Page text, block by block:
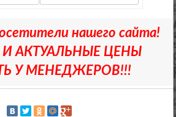
нашего сайта!
АКТУАЛЬНЫЕ ЦЕНЫ
У МЕНЕДЖЕРОВ!!!